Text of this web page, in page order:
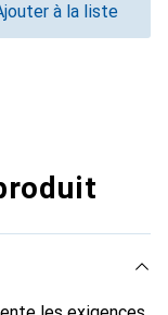
à la liste